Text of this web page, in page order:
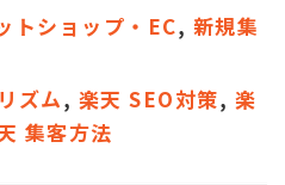
トショップ・EC, 新規集
ズム, 楽天 SEO対策, 楽
集客方法